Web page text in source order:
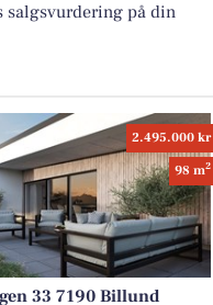
salgsvurdering på din
2.495.000 kr
98 m2
33 7190 Billund